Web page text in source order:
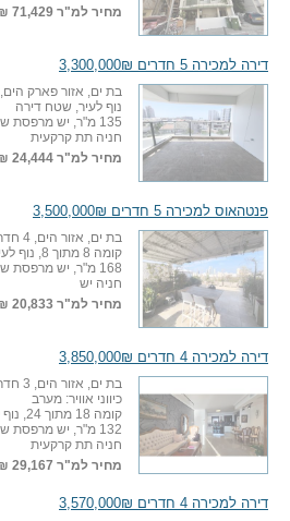
מחיר למ"ר 71,429 ₪
דירה למכירה 5 חדרים 3,300,000₪
בת ים, אזור פארק הים, 4 חדרי שינה + סלון
נוף לעיר, שטח דירה
135 מ"ר, יש מרפסת שמש 1
חניה תת קרקעית
מחיר למ"ר 24,444 ₪
פנטהאוס למכירה 5 חדרים 3,500,000₪
בת ים, אזור הים, 4 חדרי שינה + סלון
קומה 8 מתוך 8, נוף לעיר, שטח פנטהאוס
168 מ"ר, יש מרפסת שמש 1
חניה יש
מחיר למ"ר 20,833 ₪
דירה למכירה 4 חדרים 3,850,000₪
בת ים, אזור הים, 3 חדרי שינה + סלון
כיווני אוויר: מערב
קומה 18 מתוך 24, נוף לים, שטח דירה
132 מ"ר, יש מרפסת שמש 1
חניה תת קרקעית
מחיר למ"ר 29,167 ₪
דירה למכירה 4 חדרים 3,570,000₪